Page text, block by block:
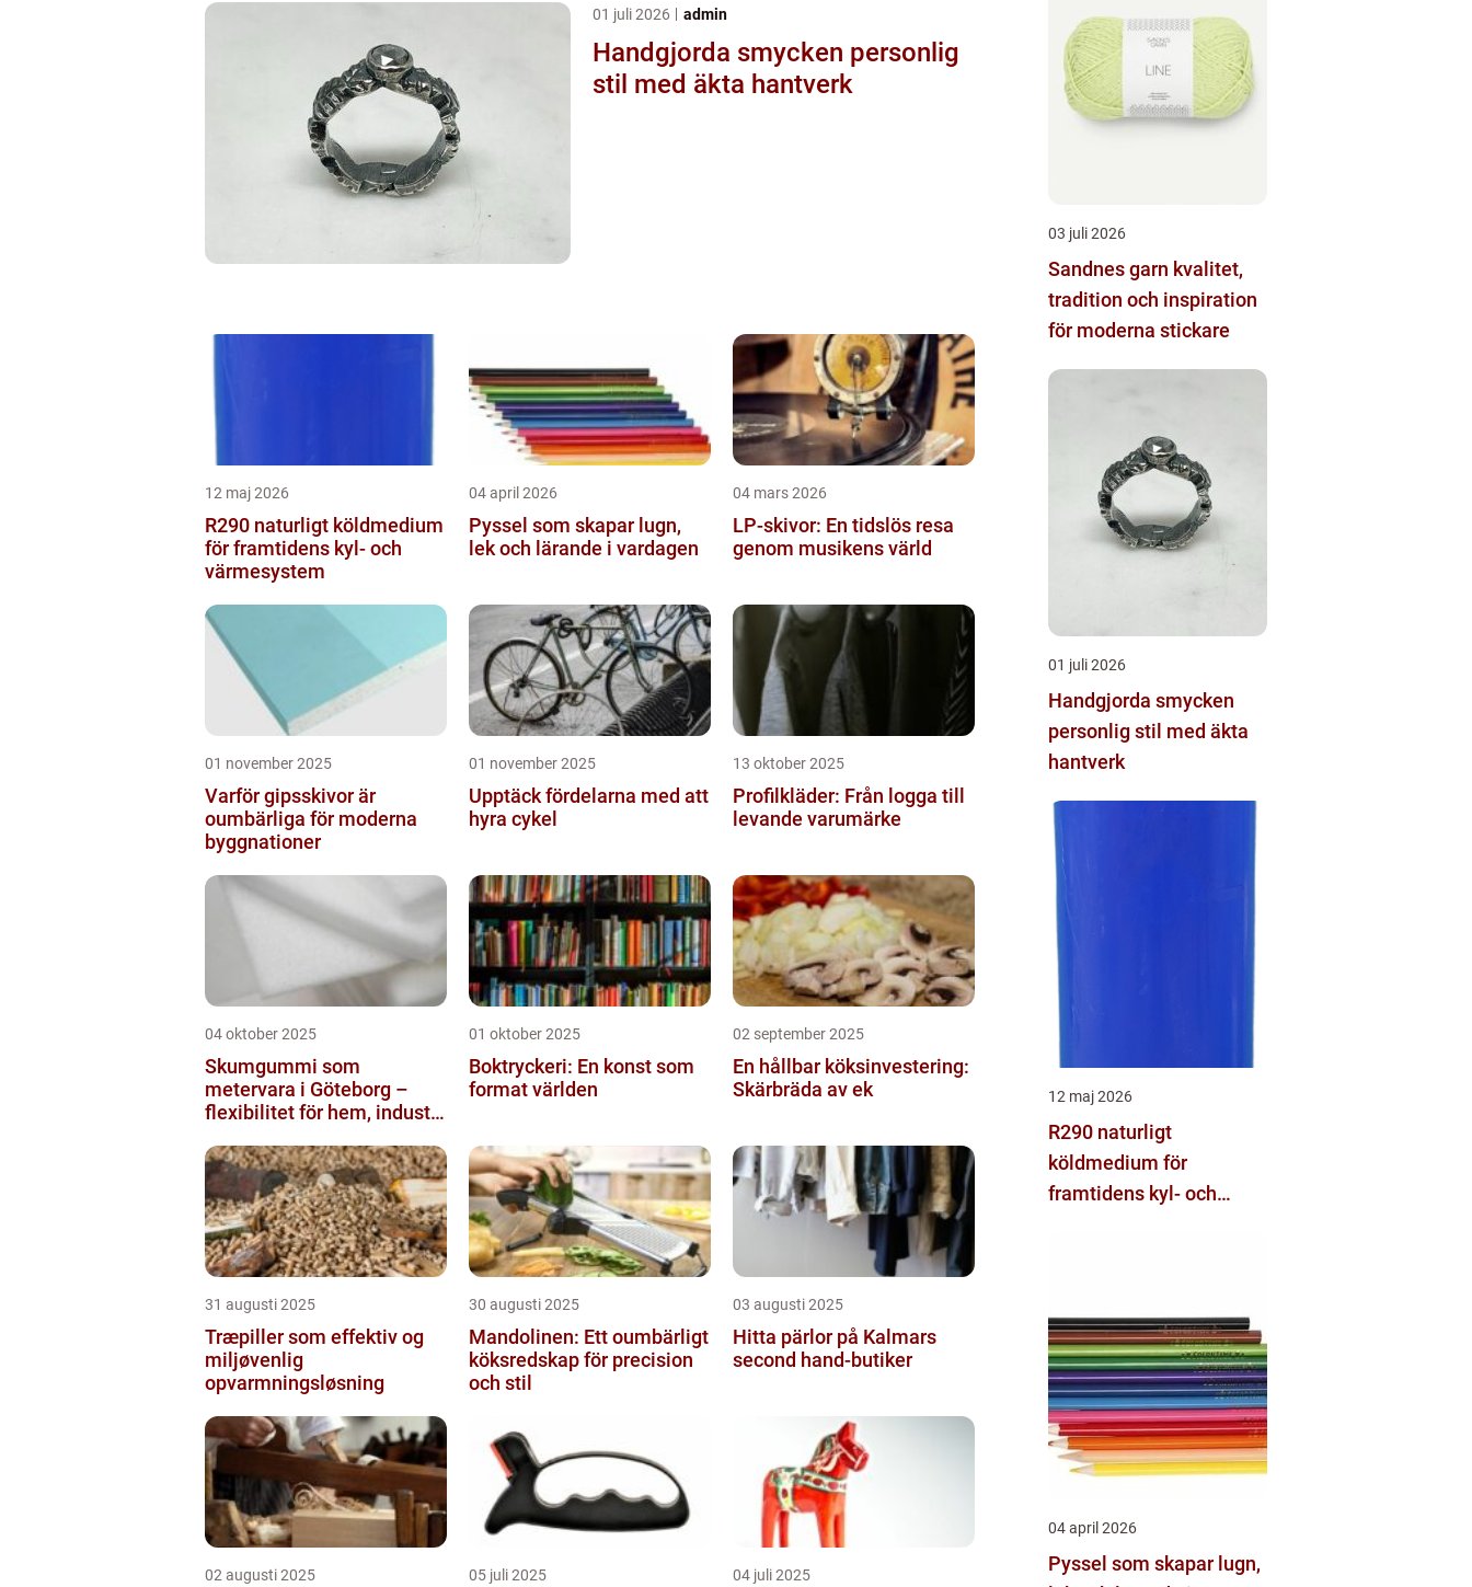
01 juli 2026 admin
Handgjorda smycken personlig
stil med äkta hantverk
12 maj 2026
R290 naturligt köldmedium
för framtidens kyl- och
värmesystem
04 april 2026
Pyssel som skapar lugn,
lek och lärande i vardagen
04 mars 2026
LP-skivor: En tidslös resa
genom musikens värld
01 november 2025
Varför gipsskivor är
oumbärliga för moderna
byggnationer
01 november 2025
Upptäck fördelarna med att
hyra cykel
13 oktober 2025
Profilkläder: Från logga till
levande varumärke
04 oktober 2025
Skumgummi som
metervara i Göteborg –
flexibilitet för hem, industri
01 oktober 2025
Boktryckeri: En konst som
format världen
02 september 2025
En hållbar köksinvestering:
Skärbräda av ek
31 augusti 2025
Træpiller som effektiv og
miljøvenlig
opvarmningsløsning
30 augusti 2025
Mandolinen: Ett oumbärligt
köksredskap för precision
och stil
03 augusti 2025
Hitta pärlor på Kalmars
second hand-butiker
02 augusti 2025 05 juli 2025 04 juli 2025
03 juli 2026
Sandnes garn kvalitet,
tradition och inspiration
för moderna stickare
01 juli 2026
Handgjorda smycken
personlig stil med äkta
hantverk
12 maj 2026
R290 naturligt
köldmedium för
framtidens kyl- och
04 april 2026
Pyssel som skapar lugn,